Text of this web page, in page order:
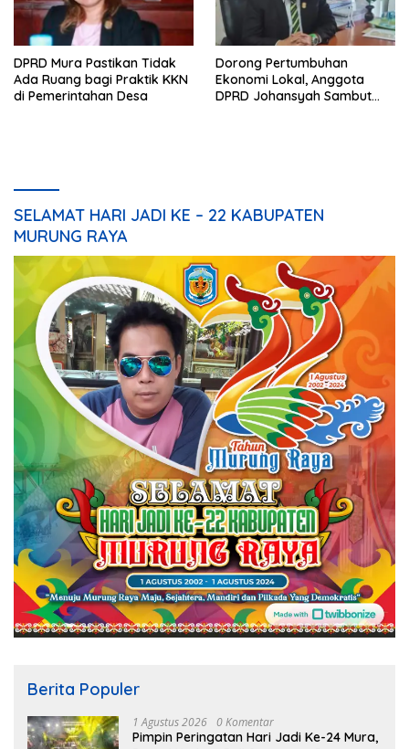
DPRD Mura Pastikan Tidak
Ada Ruang bagi Praktik KKN
di Pemerintahan Desa
Dorong Pertumbuhan
Ekonomi Lokal, Anggota
DPRD Johansyah Sambut
SELAMAT HARI JADI KE – 22 KABUPATEN
MURUNG RAYA
Berita Populer
1 Agustus 2026 0 Komentar
Pimpin Peringatan Hari Jadi Ke-24 Mura,